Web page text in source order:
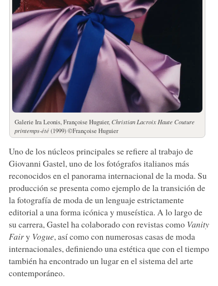
Galerie Ira Leonis, Françoise Huguier, Christian Lacroix Haute Couture
printemps-été(1999) ©Françoise Huguier
Uno de los núcleos principales se refiere al trabajo de
Giovanni Gastel, uno de los fotógrafos italianos más
reconocidos en el panorama internacional de la moda. Su
producción se presenta como ejemplo de la transición de
la fotografía de moda de un lenguaje estrictamente
editorial a una forma icónica y museística. A lo largo de
su carrera, Gastel ha colaborado con revistas como Vanity
Fairy Vogue, así como con numerosas casas de moda
internacionales, definiendo una estética que con el tiempo
también ha encontrado un lugar en el sistema del arte
contemporáneo.